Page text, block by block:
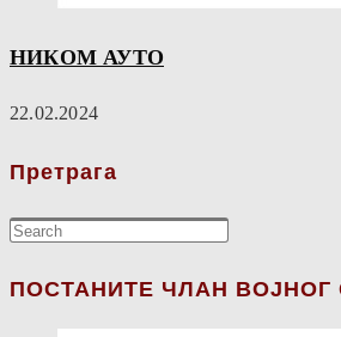
НИКОМ АУТО
22.02.2024
Претрага
ПОСТАНИТЕ ЧЛАН ВОЈНОГ